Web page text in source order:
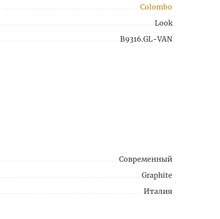
Colombo
Look
B9316.GL-VAN
Современный
Graphite
Италия